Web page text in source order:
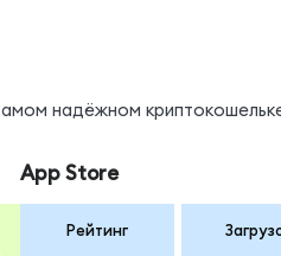
надёжном
App Store
Рейтинг